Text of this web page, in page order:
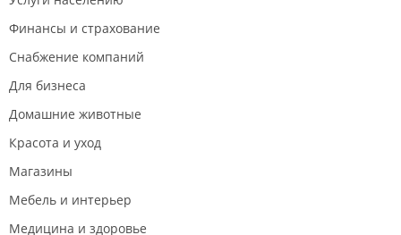
Финансы и страхование
Снабжение компаний
Для бизнеса
Домашние животные
Красота и уход
Магазины
Мебель и интерьер
Медицина и здоровье